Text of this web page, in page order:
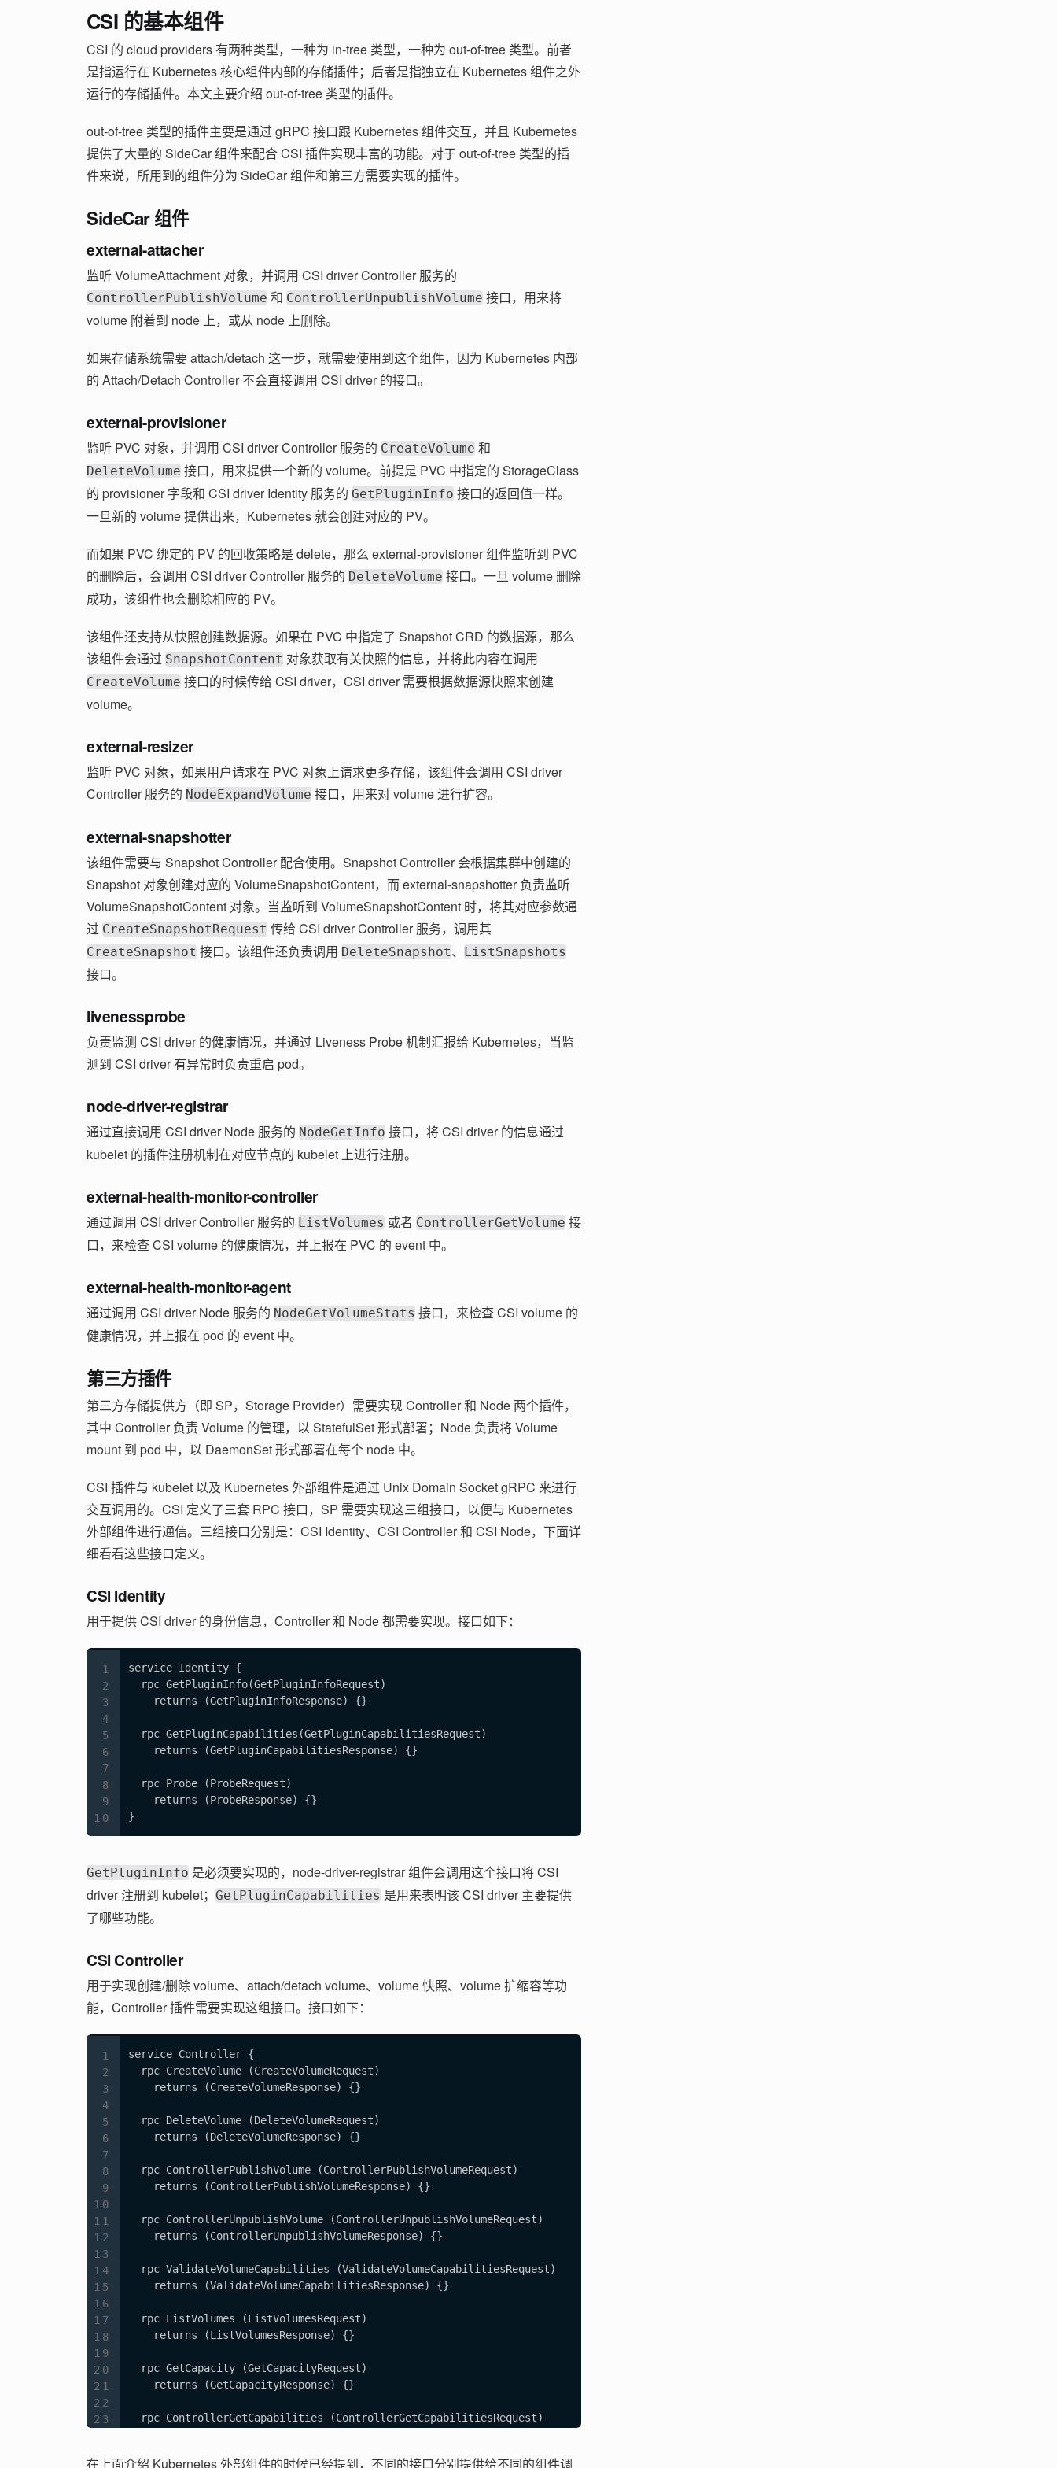
CSI 的基本组件
CSI 的 cloud providers 有两种类型，一种为 in-tree 类型，一种为 out-of-tree 类型。前者
是指运行在 Kubernetes 核心组件内部的存储插件；后者是指独立在 Kubernetes 组件之外
运行的存储插件。本文主要介绍 out-of-tree 类型的插件。
out-of-tree 类型的插件主要是通过 gRPC 接口跟 Kubernetes 组件交互，并且 Kubernetes
提供了大量的 SideCar 组件来配合 CSI 插件实现丰富的功能。对于 out-of-tree 类型的插
件来说，所用到的组件分为 SideCar 组件和第三方需要实现的插件。
SideCar 组件
external-attacher
监听 VolumeAttachment 对象，并调用 CSI driver Controller 服务的
ControllerPublishVolume 和 ControllerUnpublishVolume 接口，用来将
volume 附着到 node 上，或从 node 上删除。
如果存储系统需要 attach/detach 这一步，就需要使用到这个组件，因为 Kubernetes 内部
的 Attach/Detach Controller 不会直接调用 CSI driver 的接口。
external-provisioner
监听 PVC 对象，并调用 CSI driver Controller 服务的 CreateVolume 和
DeleteVolume 接口，用来提供一个新的 volume。前提是 PVC 中指定的 StorageClass
的 provisioner 字段和 CSI driver Identity 服务的 GetPluginInfo 接口的返回值一样。
一旦新的 volume 提供出来，Kubernetes 就会创建对应的 PV。
而如果 PVC 绑定的 PV 的回收策略是 delete，那么 external-provisioner 组件监听到 PVC
的删除后，会调用 CSI driver Controller 服务的 DeleteVolume 接口。一旦 volume 删除
成功，该组件也会删除相应的 PV。
该组件还支持从快照创建数据源。如果在 PVC 中指定了 Snapshot CRD 的数据源，那么
该组件会通过 SnapshotContent 对象获取有关快照的信息，并将此内容在调用
CreateVolume 接口的时候传给 CSI driver，CSI driver 需要根据数据源快照来创建
volume。
external-resizer
监听 PVC 对象，如果用户请求在 PVC 对象上请求更多存储，该组件会调用 CSI driver
Controller 服务的 NodeExpandVolume 接口，用来对 volume 进行扩容。
external-snapshotter
该组件需要与 Snapshot Controller 配合使用。Snapshot Controller 会根据集群中创建的
Snapshot 对象创建对应的 VolumeSnapshotContent，而 external-snapshotter 负责监听
VolumeSnapshotContent 对象。当监听到 VolumeSnapshotContent 时，将其对应参数通
过 CreateSnapshotRequest 传给 CSI driver Controller 服务，调用其
CreateSnapshot 接口。该组件还负责调用 DeleteSnapshot、 ListSnapshots
接口。
livenessprobe
负责监测 CSI driver 的健康情况，并通过 Liveness Probe 机制汇报给 Kubernetes，当监
测到 CSI driver 有异常时负责重启 pod。
node-driver-registrar
通过直接调用 CSI driver Node 服务的 NodeGetInfo 接口，将 CSI driver 的信息通过
kubelet 的插件注册机制在对应节点的 kubelet 上进行注册。
external-health-monitor-controller
通过调用 CSI driver Controller 服务的 ListVolumes 或者 ControllerGetVolume 接
口，来检查 CSI volume 的健康情况，并上报在 PVC 的 event 中。
external-health-monitor-agent
通过调用 CSI driver Node 服务的 NodeGetVolumeStats 接口，来检查 CSI volume 的
健康情况，并上报在 pod 的 event 中。
第三方插件
第三方存储提供方（即 SP，Storage Provider）需要实现 Controller 和 Node 两个插件，
其中 Controller 负责 Volume 的管理，以 StatefulSet 形式部署；Node 负责将 Volume
mount 到 pod 中，以 DaemonSet 形式部署在每个 node 中。
CSI 插件与 kubelet 以及 Kubernetes 外部组件是通过 Unix Domain Socket gRPC 来进行
交互调用的。CSI 定义了三套 RPC 接口，SP 需要实现这三组接口，以便与 Kubernetes
外部组件进行通信。三组接口分别是：CSI Identity、CSI Controller 和 CSI Node，下面详
细看看这些接口定义。
CSI Identity
用于提供 CSI driver 的身份信息，Controller 和 Node 都需要实现。接口如下：
service Identity {
  rpc GetPluginInfo(GetPluginInfoRequest)
    returns (GetPluginInfoResponse) {}
  rpc GetPluginCapabilities(GetPluginCapabilitiesRequest)
    returns (GetPluginCapabilitiesResponse) {}
  rpc Probe (ProbeRequest)
    returns (ProbeResponse) {}
}
GetPluginInfo 是必须要实现的，node-driver-registrar 组件会调用这个接口将 CSI
driver 注册到 kubelet； GetPluginCapabilities 是用来表明该 CSI driver 主要提供
了哪些功能。
CSI Controller
用于实现创建/删除 volume、attach/detach volume、volume 快照、volume 扩缩容等功
能，Controller 插件需要实现这组接口。接口如下：
service Controller {
  rpc CreateVolume (CreateVolumeRequest)
    returns (CreateVolumeResponse) {}
  rpc DeleteVolume (DeleteVolumeRequest)
    returns (DeleteVolumeResponse) {}
  rpc ControllerPublishVolume (ControllerPublishVolumeRequest)
    returns (ControllerPublishVolumeResponse) {}
  rpc ControllerUnpublishVolume (ControllerUnpublishVolumeRequest)
    returns (ControllerUnpublishVolumeResponse) {}
  rpc ValidateVolumeCapabilities (ValidateVolumeCapabilitiesRequest)
    returns (ValidateVolumeCapabilitiesResponse) {}
  rpc ListVolumes (ListVolumesRequest)
    returns (ListVolumesResponse) {}
  rpc GetCapacity (GetCapacityRequest)
    returns (GetCapacityResponse) {}
  rpc ControllerGetCapabilities (ControllerGetCapabilitiesRequest)
在上面介绍 Kubernetes 外部组件的时候已经提到，不同的接口分别提供给不同的组件调